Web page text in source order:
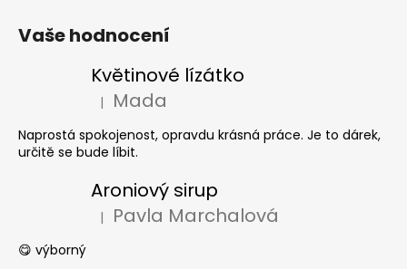
Vaše hodnocení
Květinové lízátko
Hodnocení produktu je 5 z 5 hvězdiček.
| Mada
Naprostá spokojenost, opravdu krásná práce. Je to dárek,
určitě se bude líbit.
Aroniový sirup
Hodnocení produktu je 5 z 5 hvězdiček.
| Pavla Marchalová
😋 výborný